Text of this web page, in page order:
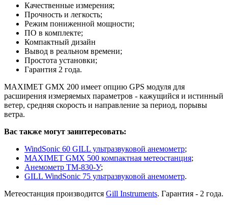
Качественные измерения;
Прочность и легкость;
Режим пониженной мощности;
ПО в комплекте;
Компактный дизайн
Вывод в реальном времени;
Простота установки;
Гарантия 2 года.
MAXIMET GMX 200 имеет опцию GPS модуля для
расширения измеряемых параметров - кажущийся и истинный
ветер, средняя скорость и направление за период, порывы
ветра.
Вас также могут заинтересовать:
WindSonic 60 GILL ультразвуковой анемометр;
MAXIMET GMX 500 компактная метеостанция;
Анемометр ТМ-830-У;
GILL WindSonic 75 ультразвуковой анемометр.
Метеостанция производится Gill Instruments. Гарантия - 2 года.